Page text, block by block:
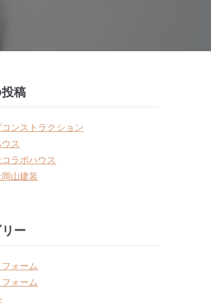
稿
ンストラクション
ス
ラボハウス
山建装
ー
ォーム
ォーム